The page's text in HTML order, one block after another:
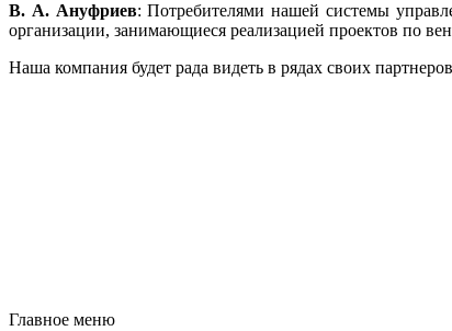
В. А. Ануфриев: Потребителями нашей системы
организации, занимающиеся реализацией проектов по
Наша компания будет рада видеть в рядах своих
Главное меню